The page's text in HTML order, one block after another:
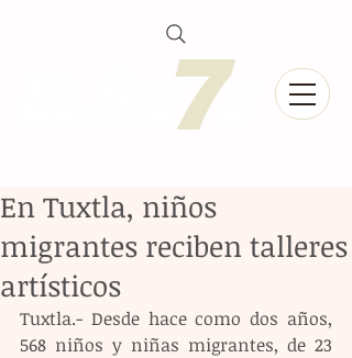
En Tuxtla, niños
migrantes reciben talleres
artísticos
Tuxtla.- Desde hace como dos años,
568 niños y niñas migrantes, de 23